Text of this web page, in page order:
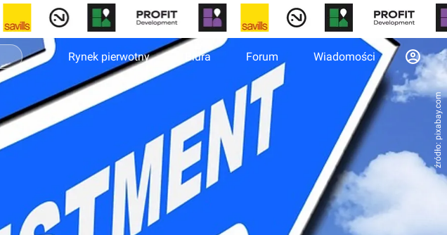
Rynek pierwotny Biura Forum Wiadomości
źródło: pixabay.com